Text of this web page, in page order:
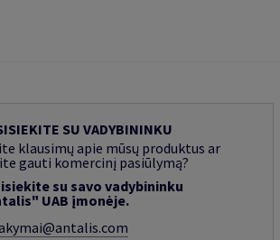
SU VADYBININKU
klausimų apie mūsų produktus ar
gauti komercinį pasiūlymą?
su savo vadybininku
UAB įmonėje.